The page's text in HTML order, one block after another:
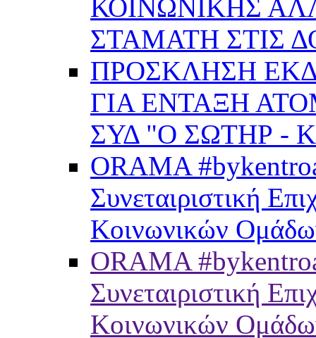
ΚΟΙΝΩΝΙΚΗΣ
ΣΤΑΜΑΤΗ ΣΤΙΣ
ΠΡΟΣΚΛΗΣΗ
ΓΙΑ ΕΝΤΑΞΗ
ΣΥΔ "Ο ΣΩΤΗΡ -
ORAMA
Συνεταιριστική
Κοινωνικών
ORAMA
Συνεταιριστική
Κοινωνικών